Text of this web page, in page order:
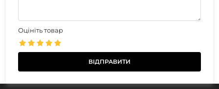
Оцініть товар